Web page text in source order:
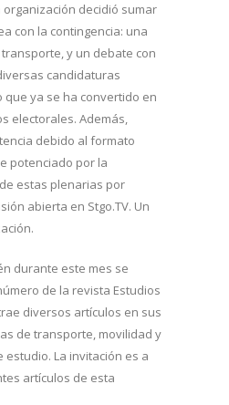
decidió sumar
con la contingencia: una
y un debate con
candidaturas
que ya se ha convertido en
electorales. Además,
debido al formato
potenciado por la
estas plenarias por
abierta en Stgo.TV. Un
durante este mes se
de la revista Estudios
diversos artículos en sus
de transporte, movilidad y
estudio. La invitación es a
artículos de esta